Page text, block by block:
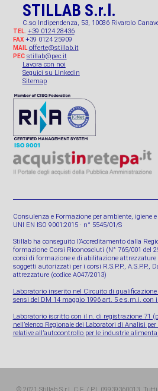
STILLAB S.r.l.
C.so Indipendenza, 53, 10086 Rivarolo
TEL. +39 0124 28436
FAX+39 0124 25909
MAIL offerte@stillab.it
PEC stillab@pec.it
Lavora con noi
Seguici su Linkedin
Sitemap
Consulenza e Formazione per ambiente, igiene
UNI EN ISO 9001:2015 · n° 5545/01/S
Stillab ha conseguito l’Accreditamento dalla
formazione Corsi Riconosciuti (N° 765/001 del
corsi di formazione e di abilitazione attrezzature
soggetti autorizzati per i corsi R.S.P.P., A.S.P.P.,
attrezzature (codice A047/2013)
Laboratorio inserito nel Circuito di qualificazione
sensi del DM 14 maggio 1996 art. 5 e s.m.i. con
Laboratorio iscritto con il n. di registrazione 71
nell’elenco Regionale dei Laboratori di Analisi
relative all’autocontrollo per le industrie
© 2021 Stillab S.r.l. C.F. / P.I. 09939360013.